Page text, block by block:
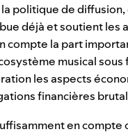
politique de
déjà et soutient les
compte la part
musical
les aspects
financières
en